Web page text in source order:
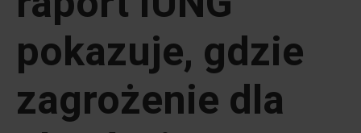
pokazuje, gdzie
zagrożenie dla